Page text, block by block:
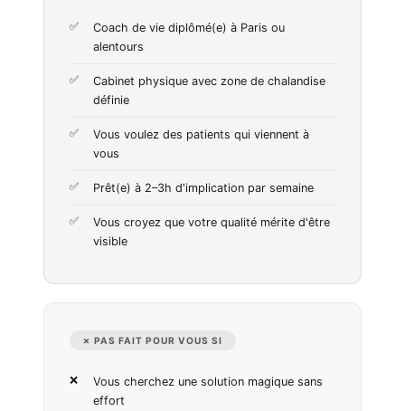
Coach de vie diplômé(e) à Paris ou
alentours
Cabinet physique avec zone de chalandise
définie
Vous voulez des patients qui viennent à
vous
Prêt(e) à 2–3h d'implication par semaine
Vous croyez que votre qualité mérite d'être
visible
✗ PAS FAIT POUR VOUS SI
Vous cherchez une solution magique sans
effort